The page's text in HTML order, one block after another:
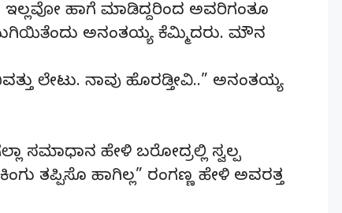
ಇಲ್ಲವೋ ಹಾಗೆ ಮಾಡಿದ್ದರಿಂದ ಅವರಿಗಂತೂ
ಅನಂತಯ್ಯ ಕೆಮ್ಮಿದರು. ಮೌನ
ಲೇಟು. ನಾವು ಹೊರಡ್ತೀವಿ..” ಅನಂತಯ್ಯ
ಸಮಾಧಾನ ಹೇಳಿ ಬರೋದ್ರಲ್ಲಿ ಸ್ವಲ್ಪ
ತಪ್ಪಿಸೊ ಹಾಗಿಲ್ಲ” ರಂಗಣ್ಣ ಹೇಳಿ ಅವರತ್ತ